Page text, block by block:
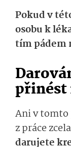
Pokud v
osobu k
tím pádem
přinést
Ani v
z prácezcela
darujete